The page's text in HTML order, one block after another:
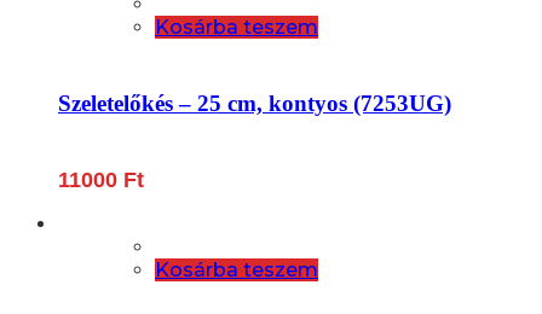
Kosárba teszem
Szeletelőkés – 25 cm, kontyos (7253UG)
11000 Ft
Kosárba teszem